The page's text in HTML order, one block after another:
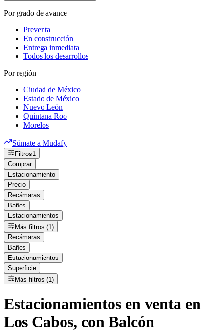
Por grado de avance
Preventa
En construcción
Entrega inmediata
Todos los desarrollos
Por región
Ciudad de México
Estado de México
Nuevo León
Quintana Roo
Morelos
Súmate a Mudafy
Filtros1
Comprar
Estacionamiento
Precio
Recámaras
Baños
Estacionamientos
Más filtros (1)
Recámaras
Baños
Estacionamientos
Superficie
Más filtros (1)
Estacionamientos en venta en
Los Cabos, con Balcón